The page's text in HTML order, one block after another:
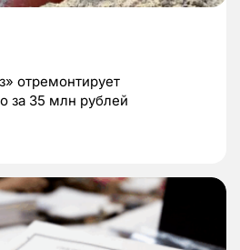
отремонтирует
за 35 млн рублей